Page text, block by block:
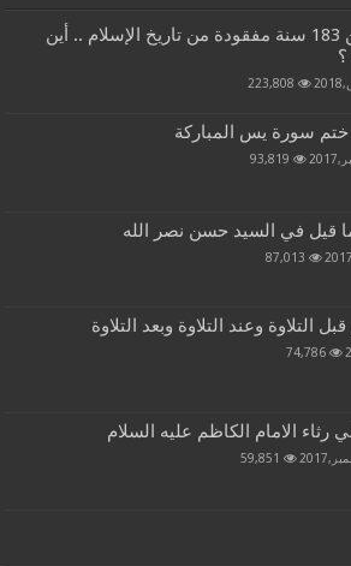
اكثر من 183 سنة مفقودة من تاريخ الإسلام .. أين
223,808
سورة يس المباركة
93,819
قيل في السيد حسن نصر الله
87,013
التلاوة وعند التلاوة وبعد التلاوة
74,786
رثاء الامام الكاظم عليه السلام
59,851